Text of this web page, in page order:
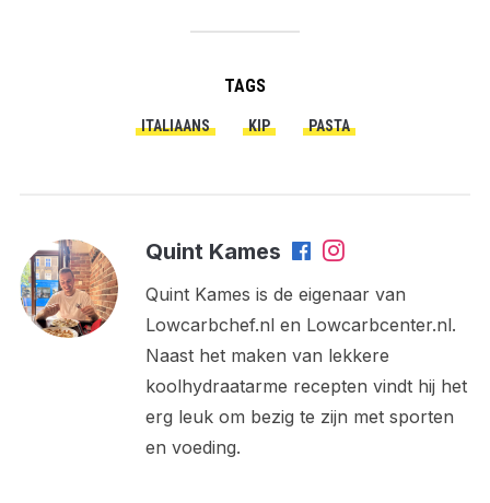
TAGS
ITALIAANS KIP PASTA
Quint Kames
Quint Kames is de eigenaar van
Lowcarbchef.nl en Lowcarbcenter.nl.
Naast het maken van lekkere
koolhydraatarme recepten vindt hij het
erg leuk om bezig te zijn met sporten
en voeding.